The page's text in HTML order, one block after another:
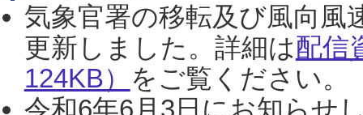
気象官署の移転及び風向風
更新しました。詳細は配信
124KB） をご覧ください。
令和6年6月3日にお知らせ